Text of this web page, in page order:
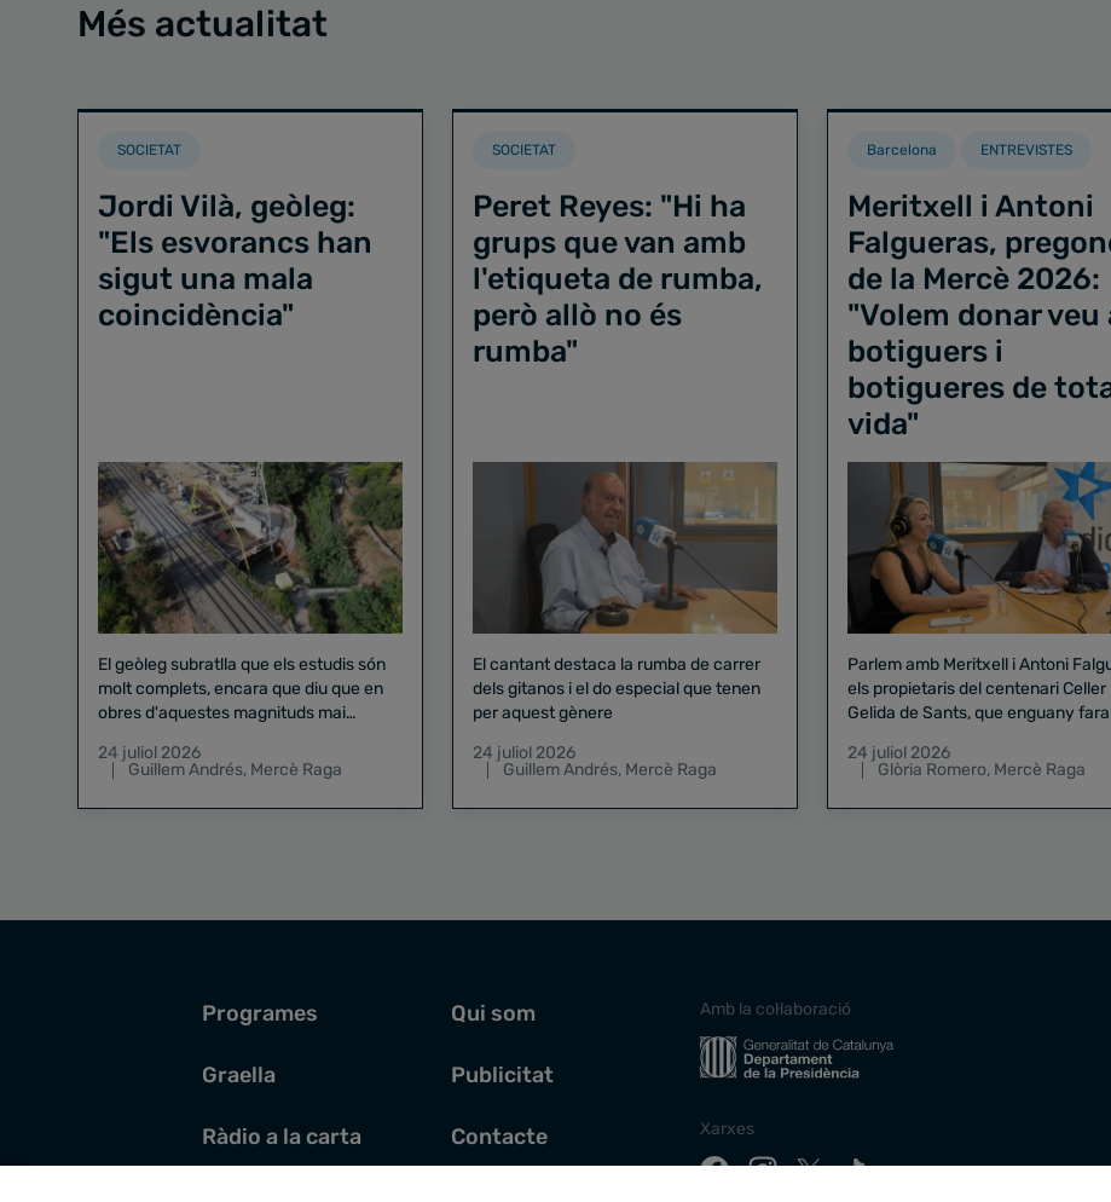
Més actualitat
SOCIETAT
Jordi Vilà, geòleg:
"Els esvorancs han
sigut una mala
coincidència"
El geòleg subratlla que els estudis són
molt complets, encara que diu que en
obres d'aquestes magnituds mai
24 juliol 2026
Guillem Andrés, Mercè Raga
SOCIETAT
Peret Reyes: "Hi ha
grups que van amb
l'etiqueta de rumba,
però allò no és
rumba"
El cantant destaca la rumba de carrer
dels gitanos i el do especial que tenen
per aquest gènere
24 juliol 2026
Guillem Andrés, Mercè Raga
Barcelona ENTREVISTES
Meritxell i Antoni
Falgueras,
de la Mercè 2026:
"Volem donar veu
botiguers i
botigueres de
vida"
Parlem amb Meritxell i Antoni
els propietaris del centenari Celler
Gelida de Sants, que enguany
24 juliol 2026
Glòria Romero, Mercè Raga
Programes
Graella
Ràdio a la carta
Qui som
Publicitat
Contacte
Amb la col·laboració
Xarxes